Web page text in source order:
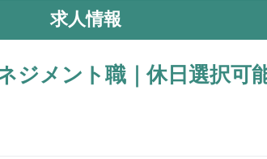
求人情報
メント職｜休日選択可